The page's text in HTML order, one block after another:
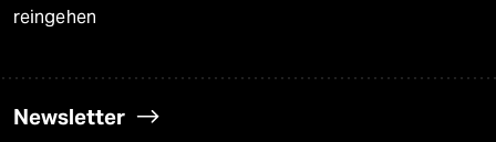
reingehen
Newsletter